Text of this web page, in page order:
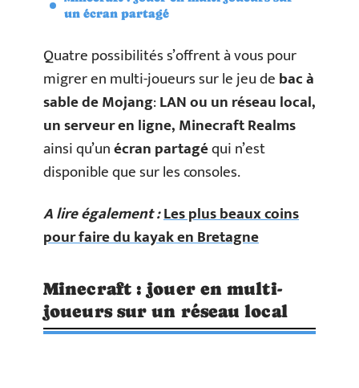
un écran partagé
Quatre possibilités s’offrent à vous pour
migrer en multi-joueurs sur le jeu debac à
sable de Mojang:LAN ou un réseau local,
un serveur en ligne, Minecraft Realms
ainsi qu’unécran partagéqui n’est
disponible que sur les consoles.
A lire également :Les plus beaux coins
pour faire du kayak en Bretagne
Minecraft : jouer en multi-
joueurs sur un réseau local